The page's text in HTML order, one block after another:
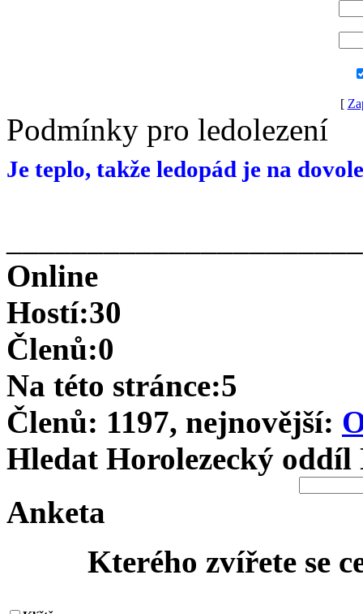
[
Podmínky pro ledolezení
Je teplo, takže ledopád je na
Online
Hostí:30
Členů:0
Na této stránce:5
Členů: 1197, nejnovější:
Hledat Horolezecký
Anketa
Kterého zvířete se